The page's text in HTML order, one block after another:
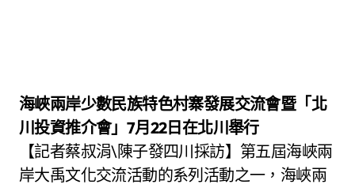
海峽兩岸少數民族特色村寨發展交流會暨「北
川投資推介會」7月22日在北川舉行
【記者蔡叔涓\陳子發四川採訪】第五屆海峽兩
岸大禹文化交流活動的系列活動之一，海峽兩